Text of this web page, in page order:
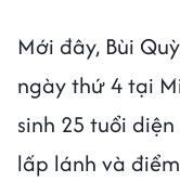
Mới đây, Bùi
ngày thứ 4 tại
sinh 25 tuổi
lấp lánh và